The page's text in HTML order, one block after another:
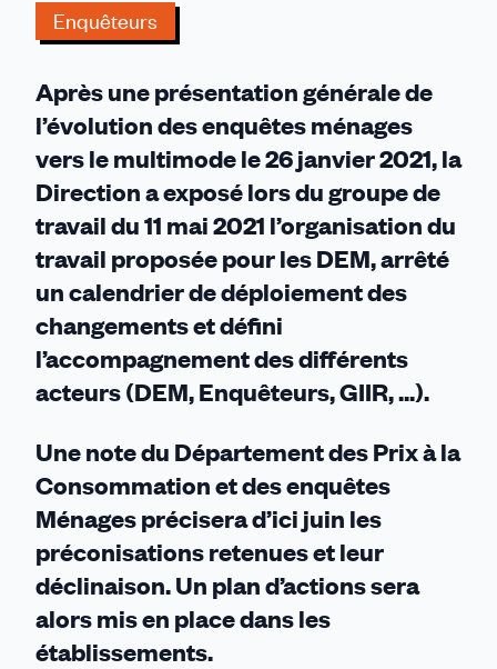
?
Enquêteurs
Aprèsuneprésentationgénéralede
l’évolution des enquêtes ménages
vers le multimode le26 janvier2021, la
Direction a exposé lors du groupe de
travail du 11 mai2021 l’organisationdu
travail proposéepour les DEM,arrêté
uncalendrierde déploiementdes
changementsetdéfini
l’accompagnement desdifférents
acteurs(DEM, Enquêteurs, GIIR, ...).
Une note du Départementdes Prix à la
Consommation et des enquêtes
Ménages précisera d’ici juin les
préconisations retenues et leur
déclinaison. Un plan d’actions sera
alors mis en placedans les
établissements.